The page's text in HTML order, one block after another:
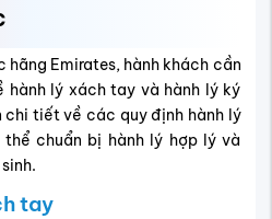
hãng Emirates, hành khách cần
hành lý xách tay và hành lý ký
chi tiết về các quy định hành lý
chuẩn bị hành lý hợp lý và
tay